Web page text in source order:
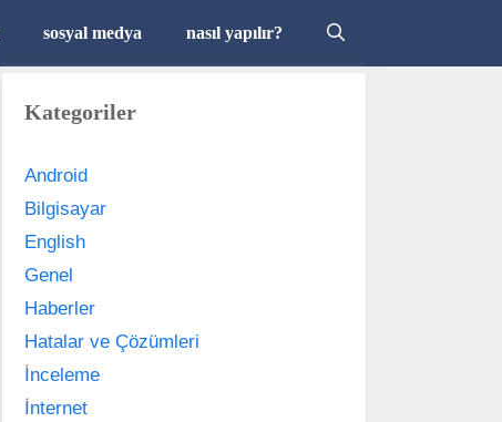
sosyal medya nasıl yapılır?
Kategoriler
Android
Bilgisayar
English
Genel
Haberler
Hatalar ve Çözümleri
İnceleme
İnternet